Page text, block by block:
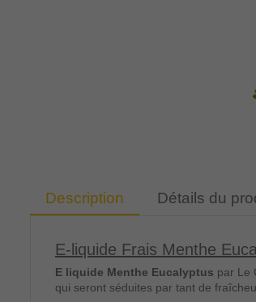
Description Détails du
E-liquide Frais Menthe
E liquide Menthe Eucalyptus par Le
qui seront séduites par tant de